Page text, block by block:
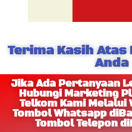
Terima Kasih Atas
Anda
Jika Ada Pertanyaan
Hubungi Marketing
Telkom Kami Melalui
Tombol Whatsapp
Tombol Telepon